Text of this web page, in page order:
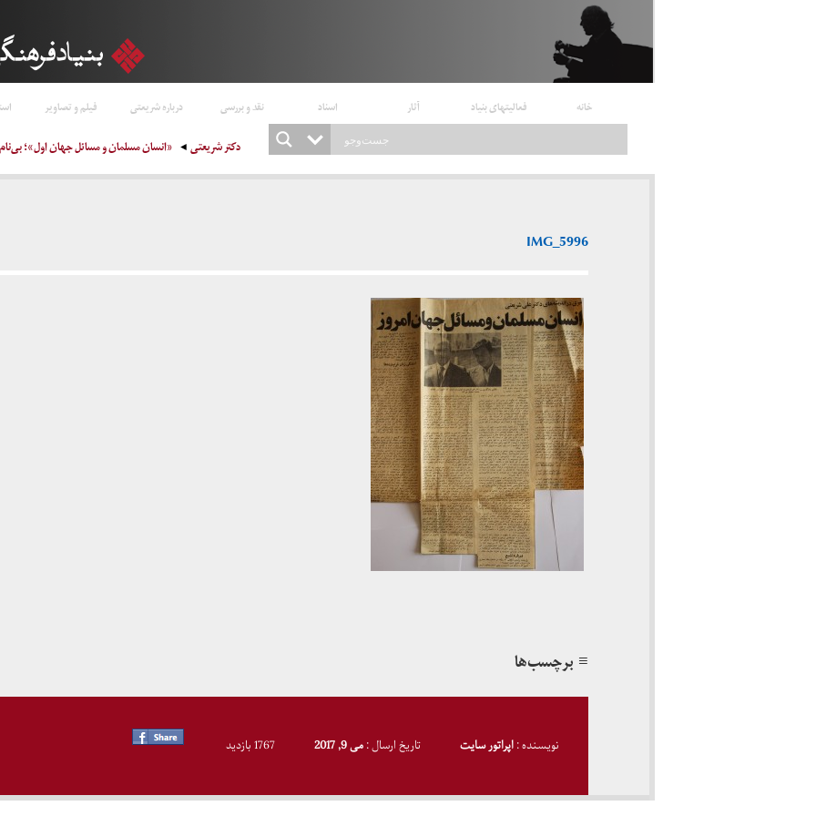
خانه فعالیتهای بنیاد آثار اسناد نقد و بررسی درباره شریعتی فیلم و تصاویر
دکتر شریعتی «انسان مسلمان و مسائل جهان اول»؛ بی‌نام (کیهان ـ
IMG_5996
≡ برچسب‌ها
نویسنده :اپراتور سایت تاریخ ارسال :می 9, 2017 1767 بازدید